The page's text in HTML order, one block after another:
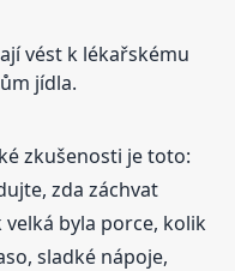
vést k lékařskému
jídla.
zkušenosti je toto:
zda záchvat
byla porce, kolik
sladké nápoje,